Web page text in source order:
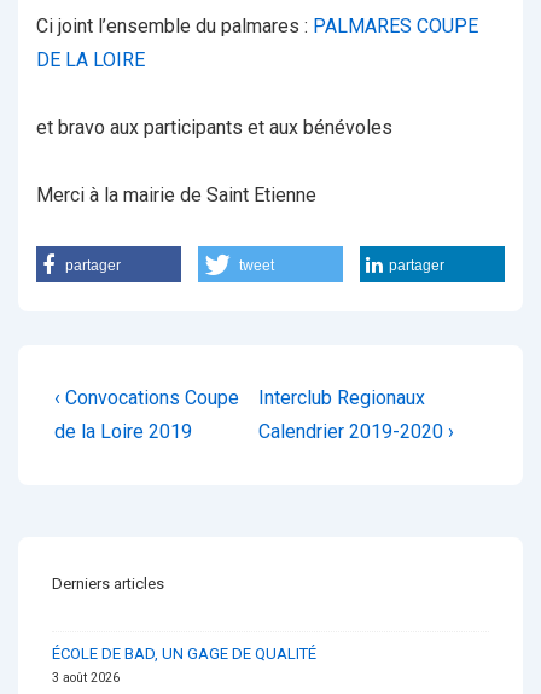
Ci joint l’ensemble du palmares : PALMARES COUPE
DE LA LOIRE
et bravo aux participants et aux bénévoles
Merci à la mairie de Saint Etienne
partager tweet partager
Navigation
de
Previous
Post
‹ Convocations Coupe
de la Loire 2019
Next
Post
Interclub Regionaux
Calendrier 2019-2020 ›
Derniers articles
ÉCOLE DE BAD, UN GAGE DE QUALITÉ
3 août 2026